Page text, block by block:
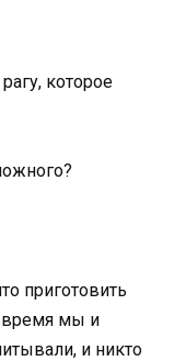
которое
приготовить
время мы и
и никто